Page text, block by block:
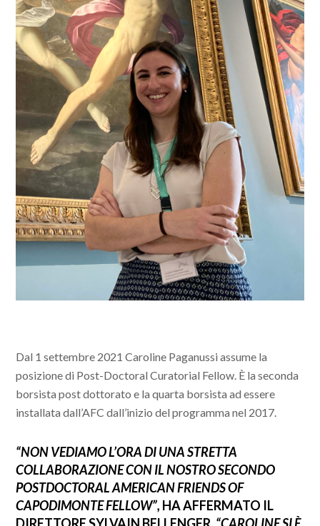
Dal 1 settembre 2021 Caroline Paganussi assume la
posizione di Post-Doctoral Curatorial Fellow. È la seconda
borsista post dottorato e la quarta borsista ad essere
installata dall’AFC dall’inizio del programma nel 2017.
“NON VEDIAMO L’ORA DI UNA STRETTA
COLLABORAZIONE CON IL NOSTRO SECONDO
POSTDOCTORAL AMERICAN FRIENDS OF
CAPODIMONTE FELLOW”, HA AFFERMATO IL